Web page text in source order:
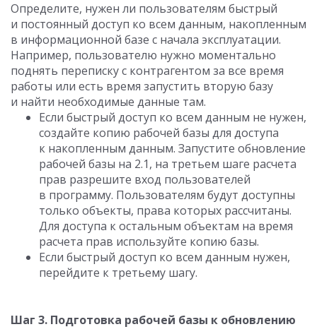
Определите, нужен ли пользователям быстрый
и постоянный доступ ко всем данным, накопленным
в информационной базе с начала эксплуатации.
Например, пользователю нужно моментально
поднять переписку с контрагентом за все время
работы или есть время запустить вторую базу
и найти необходимые данные там.
Если быстрый доступ ко всем данным не нужен,
создайте копию рабочей базы для доступа
к накопленным данным. Запустите обновление
рабочей базы на 2.1, на третьем шаге расчета
прав разрешите вход пользователей
в программу. Пользователям будут доступны
только объекты, права которых рассчитаны.
Для доступа к остальным объектам на время
расчета прав используйте копию базы.
Если быстрый доступ ко всем данным нужен,
перейдите к третьему шагу.
Шаг 3. Подготовка рабочей базы к обновлению